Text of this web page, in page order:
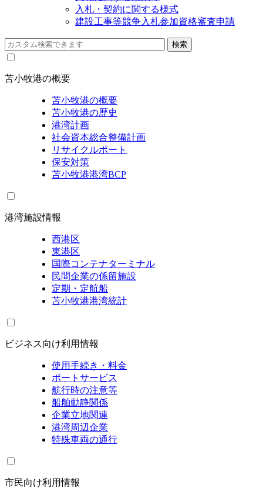
入札・契約に関する様式
建設工事等競争入札参加資格審査申請
苫小牧港の概要
苫小牧港の概要
苫小牧港の歴史
港湾計画
社会資本総合整備計画
リサイクルポート
保安対策
苫小牧港港湾BCP
港湾施設情報
西港区
東港区
国際コンテナターミナル
民間企業の係留施設
定期・定航船
苫小牧港港湾統計
ビジネス向け利用情報
使用手続き・料金
ポートサービス
航行時の注意等
船舶動静関係
企業立地関連
港湾周辺企業
特殊車両の通行
市民向け利用情報